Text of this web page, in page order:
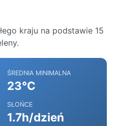
kraju na podstawie 15
ŚREDNIA MINIMALNA
23°C
SŁOŃCE
1.7h/dzień